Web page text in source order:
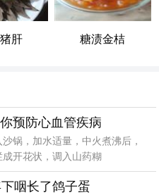
肝 糖渍金桔
预防心血管疾病
锅，加水适量，中火煮沸后，
开花状，调入山药糊
咽长了鸽子蛋